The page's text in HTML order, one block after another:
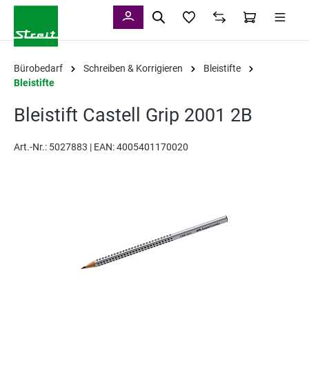
Bürobedarf Schreiben & Korrigieren
Bleistifte
Bleistifte
Bleistift Castell Grip 2001 2B
Art.-Nr.: 5027883 | EAN: 4005401170020